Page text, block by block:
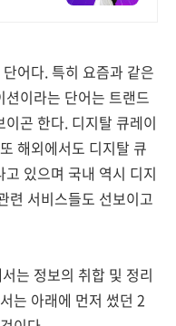
어다. 특히 요즘과 같은
이라는 단어는 트랜드
곤 한다. 디지탈 큐레이
해외에서도 디지탈 큐
있으며 국내 역시 디지
련 서비스들도 선보이고
는 정보의 취합 및 정리
는 아래에 먼저 썼던 2